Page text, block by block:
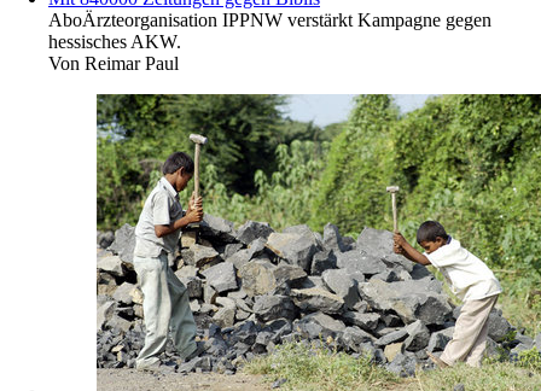
AboÄrzteorganisation IPPNW verstärkt Kampagne gegen
hessisches AKW.
Von Reimar Paul